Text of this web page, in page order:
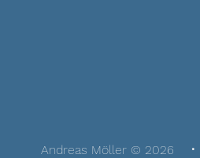
Andreas Möller © 2026